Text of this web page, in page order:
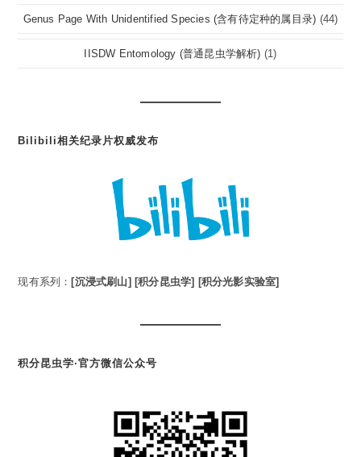
Genus Page With Unidentified Species (含有待定种的属目录) (44)
IISDW Entomology (普通昆虫学解析) (1)
Bilibili相关纪录片权威发布
现有系列： [沉浸式刷山] [积分昆虫学] [积分光影实验室]
积分昆虫学·官方微信公众号